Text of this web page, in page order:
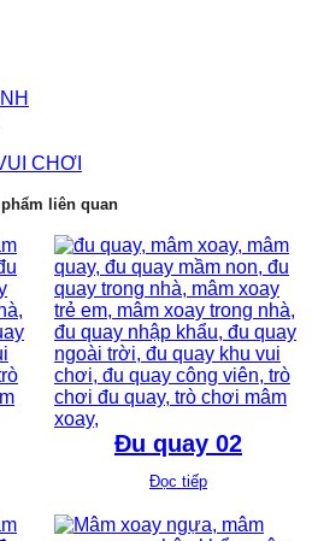
CHƠI
liên quan
Đu quay 02
Đọc tiếp